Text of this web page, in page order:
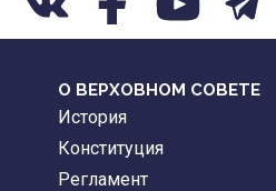
О ВЕРХОВНОМ СОВЕТЕ
История
Конституция
Регламент